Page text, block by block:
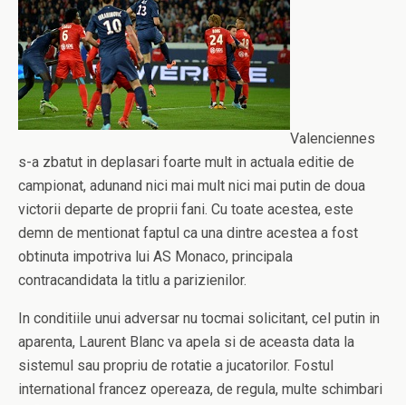
Valenciennes
s-a zbatut in deplasari foarte mult in actuala editie de
campionat, adunand nici mai mult nici mai putin de doua
victorii departe de proprii fani. Cu toate acestea, este
demn de mentionat faptul ca una dintre acestea a fost
obtinuta impotriva lui AS Monaco, principala
contracandidata la titlu a parizienilor.
In conditiile unui adversar nu tocmai solicitant, cel putin in
aparenta, Laurent Blanc va apela si de aceasta data la
sistemul sau propriu de rotatie a jucatorilor. Fostul
international francez opereaza, de regula, multe schimbari